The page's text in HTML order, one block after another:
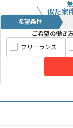
似た案
希望条件
ご希望の働き
フリーランス